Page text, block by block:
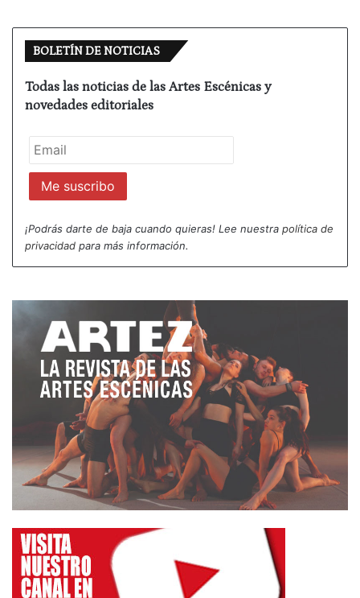
BOLETÍN DE NOTICIAS
Todas las noticias de las Artes Escénicas y
novedades editoriales
¡Podrás darte de baja cuando quieras! Lee nuestra política de
privacidad para más información.